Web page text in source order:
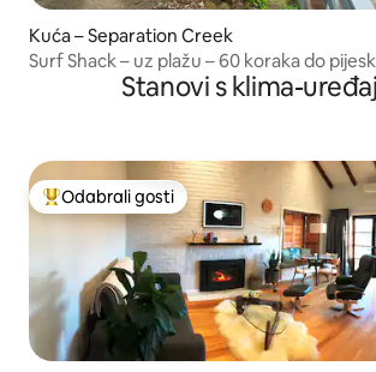
Kuća – Separation Creek
Surf Shack – uz plažu – 60 koraka do
Stanovi s klima-
Među najviše rangiranima s oznakom
Odabrali gosti